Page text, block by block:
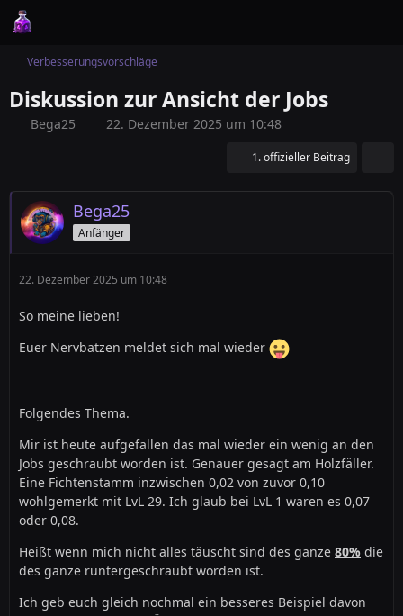
Verbesserungsvorschläge
Diskussion zur Ansicht der Jobs
Bega25 22. Dezember 2025 um 10:48
1. offizieller Beitrag
Bega25
Anfänger
22. Dezember 2025 um 10:48
So meine lieben!
Euer Nervbatzen meldet sich mal wieder
Folgendes Thema.
Mir ist heute aufgefallen das mal wieder ein wenig an den
Jobs geschraubt worden ist. Genauer gesagt am Holzfäller.
Eine Fichtenstamm inzwischen 0,02 von zuvor 0,10
wohlgemerkt mit LvL 29. Ich glaub bei LvL 1 waren es 0,07
oder 0,08.
Heißt wenn mich nicht alles täuscht sind des ganze 80% die
des ganze runtergeschraubt worden ist.
Ich geb euch gleich nochmal ein besseres Beispiel davon